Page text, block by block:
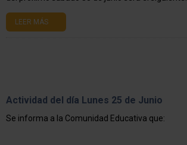
LEER MÁS
Actividad del día Lunes 25 de Junio
Se informa a la Comunidad Educativa que: